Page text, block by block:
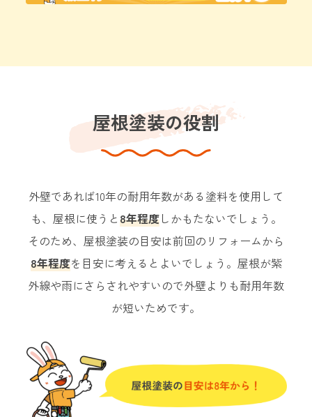
屋根塗装の役割
外壁であれば10年の耐用年数がある塗料を使用して
も、屋根に使うと8年程度しかもたないでしょう。
そのため、屋根塗装の目安は前回のリフォームから
8年程度を目安に考えるとよいでしょう。 屋根が紫
外線や雨にさらされやすいので外壁よりも耐用年数
が短いためです。